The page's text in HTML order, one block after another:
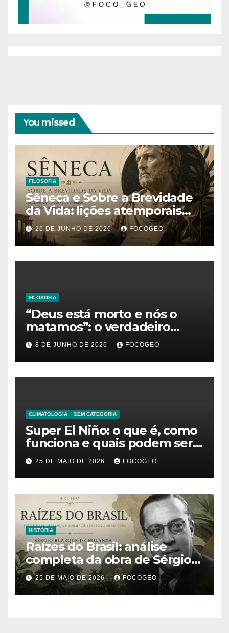
You missed
FILOSOFIA
Sêneca e Sobre a Brevidade
da Vida: lições atemporais
sobre o tempo, a felicidade e
o verdadeiro sentido da
existência
26 DE JUNHO DE 2026 FOCOGEO
FILOSOFIA
“Deus está morto e nós o
matamos”: o verdadeiro
significado da frase de
Friedrich Nietzsche
8 DE JUNHO DE 2026 FOCOGEO
CLIMATOLOGIA SEM CATEGORIA
Super El Niño: o que é, como
funciona e quais podem ser
os impactos desse fenômeno
climático extremo no Brasil e
no mundo
25 DE MAIO DE 2026 FOCOGEO
HISTÓRIA
Raízes do Brasil: análise
completa da obra de Sérgio
Buarque de Holanda e sua
importância para entender a
formação do Brasil
25 DE MAIO DE 2026 FOCOGEO